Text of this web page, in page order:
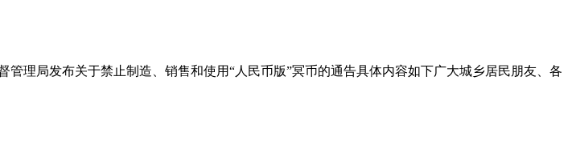
理局发布关于禁止制造、销售和使用“人民币版”冥币的通告具体内容如下广大城乡居民朋友、各